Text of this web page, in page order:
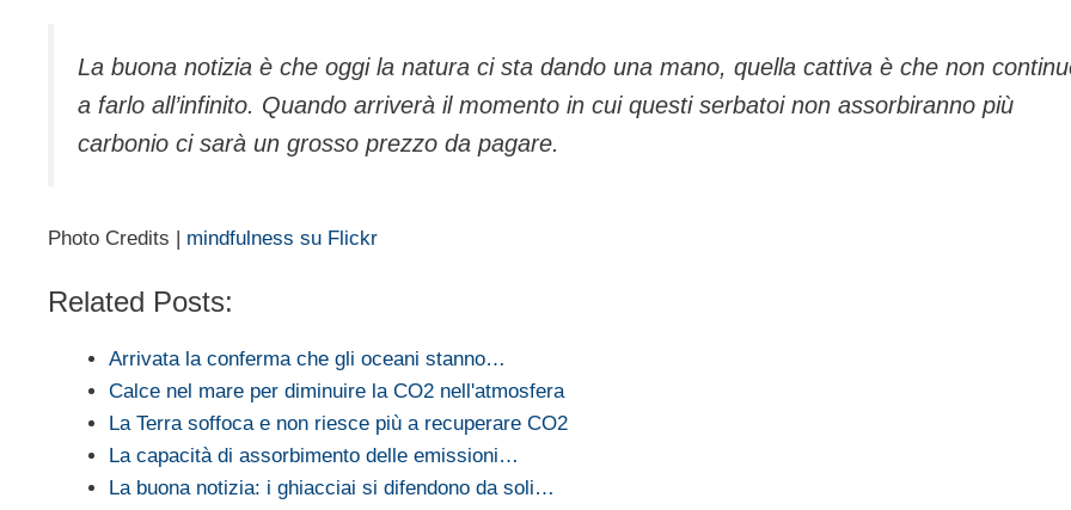
La buona notizia è che oggi la natura ci sta dando una mano, quella cattiva è che non
a farlo all’infinito. Quando arriverà il momento in cui questi serbatoi non assorbiranno più
carbonio ci sarà un grosso prezzo da pagare.
Photo Credits | mindfulness su Flickr
Related Posts:
Arrivata la conferma che gli oceani stanno…
Calce nel mare per diminuire la CO2 nell'atmosfera
La Terra soffoca e non riesce più a recuperare CO2
La capacità di assorbimento delle emissioni…
La buona notizia: i ghiacciai si difendono da soli…